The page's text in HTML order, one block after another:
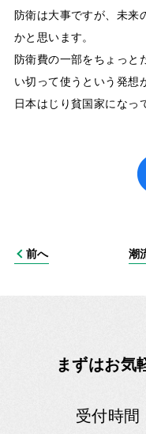
防衛は大事ですが、未来
かと思います。
防衛費の一部をちょっと
い切って使うという発想
日本はじり貧国家になっ
前へ 潮
まずはお気
受付時間